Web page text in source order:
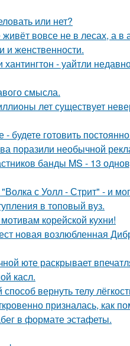
или нет?
вовсе не в лесах, а в
и женственности.
хантингтон - уайтли
смысла.
лет существует
будете готовить
поразили необычной
банды MS - 13
с Уолл - Стрит" - и
в топовый вуз.
корейской кухни!
ест новая возлюбленная
юте раскрывает
касл.
вернуть телу
призналась, как
в формате эстафеты.